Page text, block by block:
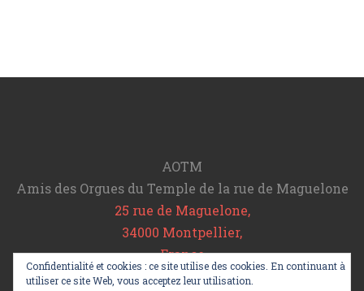
AOTM
Amis des Orgues du Temple de la rue de Maguelone
25 rue de Maguelone,
34000 Montpellier,
France
Tel : 06 78 20 11 64
Confidentialité et cookies : ce site utilise des cookies. En continuant à
utiliser ce site Web, vous acceptez leur utilisation.